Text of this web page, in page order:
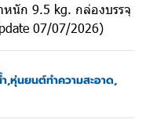
นัก 9.5 kg. กล่องบรรจุ
07/07/2026)
,หุ่นยนต์ทำความสะอาด,